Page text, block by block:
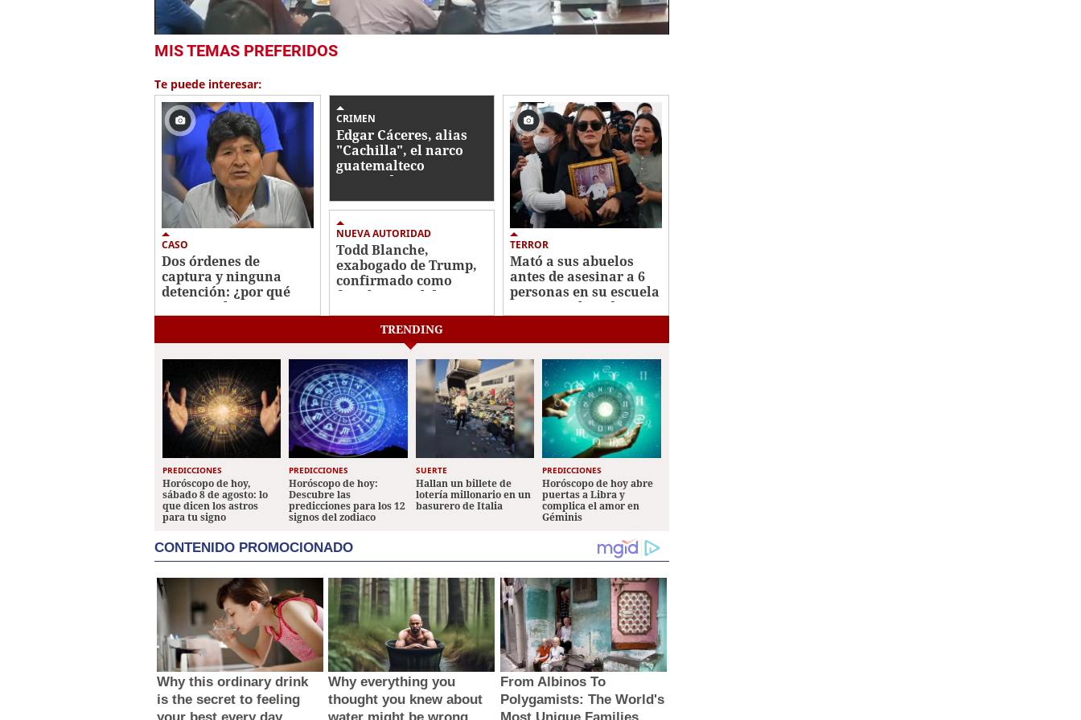
seconds
2
minutes,
28
secondsVolume
0%
MIS TEMAS PREFERIDOS
Te puede interesar:
CASO
Dos órdenes de
captura y ninguna
detención: ¿por qué
Evo Morales sigue
CRIMEN
Edgar Cáceres, alias
"Cachilla", el narco
guatemalteco
asesinado por
hondureños
NUEVA AUTORIDAD
Todd Blanche,
exabogado de Trump,
confirmado como
fiscal general de EE UU
TERROR
Mató a sus abuelos
antes de asesinar a 6
personas en su escuela
y quitarse la vida:
TRENDING
PREDICCIONES
Horóscopo de hoy,
sábado 8 de agosto: lo
que dicen los astros
para tu signo
PREDICCIONES
Horóscopo de hoy:
Descubre las
predicciones para los 12
signos del zodiaco
SUERTE
Hallan un billete de
lotería millonario en un
basurero de Italia
PREDICCIONES
Horóscopo de hoy abre
puertas a Libra y
complica el amor en
Géminis
CONTENIDO PROMOCIONADO
Why this ordinary drink
is the secret to feeling
your best every day
Why everything you
thought you knew about
water might be wrong
From Albinos To
Polygamists: The World's
Most Unique Families